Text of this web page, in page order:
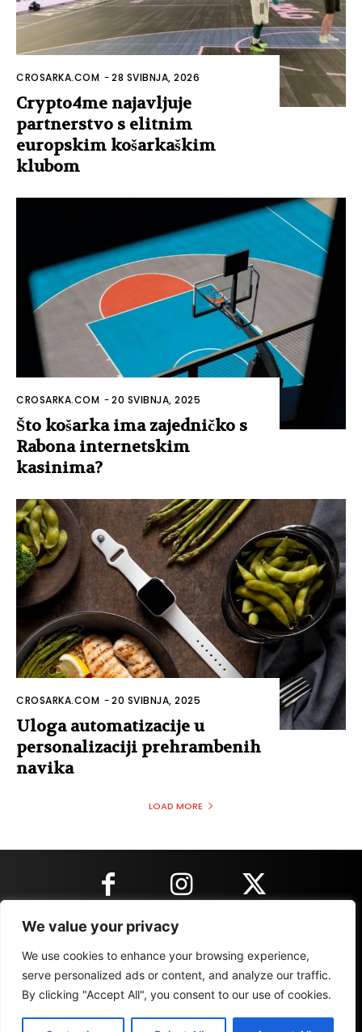
We value your privacy
We use cookies to enhance your browsing experience,
serve personalized ads or content, and analyze our traffic.
By clicking "Accept All", you consent to our use of cookies.
CROSARKA.COM -28 SVIBNJA, 2026
Crypto4me najavljuje
partnerstvo s elitnim
europskim košarkaškim
klubom
CROSARKA.COM -20 SVIBNJA, 2025
Što košarka ima zajedničko s
Rabona internetskim
kasinima?
CROSARKA.COM -20 SVIBNJA, 2025
Uloga automatizacije u
personalizaciji prehrambenih
navika
LOAD MORE
KONTAKT INFORMACIJE
IMPRESSUM MARKETING REZULTATI